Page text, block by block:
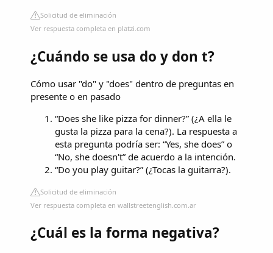
Solicitud de eliminación
Ver respuesta completa en platzi.com
¿Cuándo se usa do y don t?
Cómo usar "do" y "does" dentro de preguntas en
presente o en pasado
“Does she like pizza for dinner?” (¿A ella le
gusta la pizza para la cena?). La respuesta a
esta pregunta podría ser: “Yes, she does” o
“No, she doesn't” de acuerdo a la intención.
“Do you play guitar?” (¿Tocas la guitarra?).
Solicitud de eliminación
Ver respuesta completa en wallstreetenglish.com.ar
¿Cuál es la forma negativa?